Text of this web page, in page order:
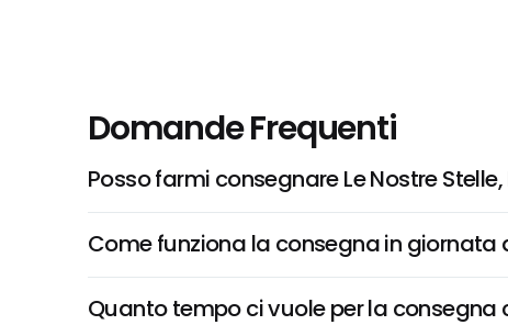
Domande Frequenti
Posso farmi consegnare Le Nostre
Come funziona la consegna in giornata
Quanto tempo ci vuole per la consegna